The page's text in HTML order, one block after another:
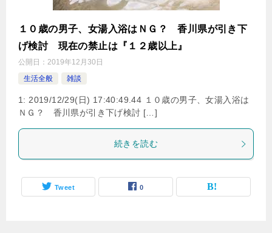
１０歳の男子、女湯入浴はＮＧ？ 香川県が引き下
げ検討 現在の禁止は『１２歳以上』
公開日： 2019年12月30日
生活全般
雑談
1: 2019/12/29(日) 17:40:49.44 １０歳の男子、女湯入浴は
ＮＧ？ 香川県が引き下げ検討 […]
続きを読む
Tweet 0